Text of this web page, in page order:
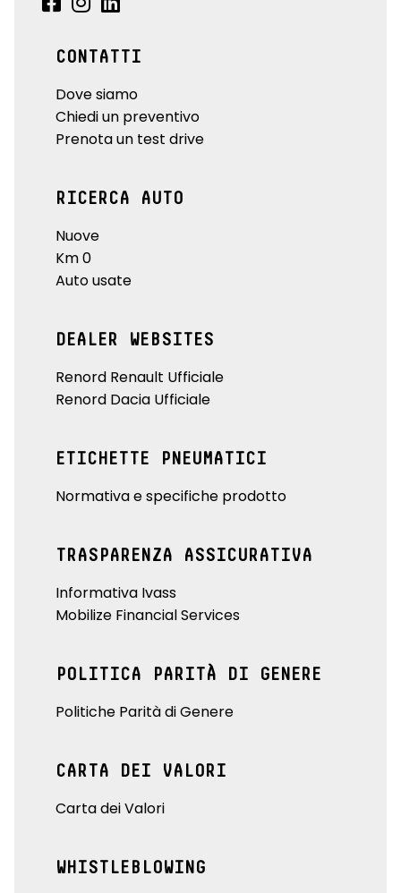
CONTATTI
Dove siamo
Chiedi un preventivo
Prenota un test drive
RICERCA AUTO
Nuove
Km 0
Auto usate
DEALER WEBSITES
Renord Renault Ufficiale
Renord Dacia Ufficiale
ETICHETTE PNEUMATICI
Normativa e specifiche prodotto
TRASPARENZA ASSICURATIVA
Informativa Ivass
Mobilize Financial Services
POLITICA PARITÀ DI GENERE
Politiche Parità di Genere
CARTA DEI VALORI
Carta dei Valori
WHISTLEBLOWING